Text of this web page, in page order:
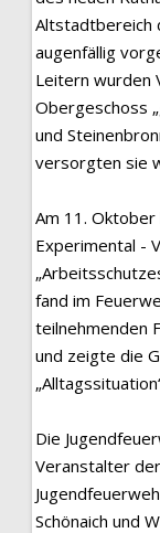
Altstadtbereich
augenfällig
Leitern wurden
Obergeschoss
und
versorgten sie
Am 11.
Experimental -
fand im
teilnehmenden
und zeigte die
Die
Veranstalter
Schönaich und